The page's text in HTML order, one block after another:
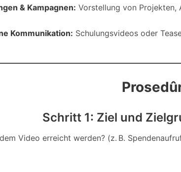
& Kampagnen: Vorstellung von Projekten,
Kommunikation: Schulungsvideos oder
Schritt 1: Ziel und
Video erreicht werden? (z. B.